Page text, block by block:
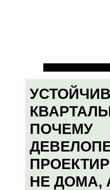
ПОЧЕМУ
НЕ ДОМА,